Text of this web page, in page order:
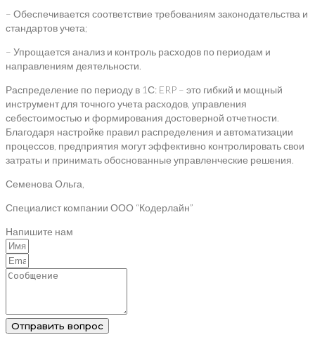
– Обеспечивается соответствие требованиям законодательства и
стандартов учета;
– Упрощается анализ и контроль расходов по периодам и
направлениям деятельности.
Распределение по периоду в 1С: ERP – это гибкий и мощный
инструмент для точного учета расходов, управления
себестоимостью и формирования достоверной отчетности.
Благодаря настройке правил распределения и автоматизации
процессов, предприятия могут эффективно контролировать свои
затраты и принимать обоснованные управленческие решения.
Семенова Ольга,
Специалист компании ООО “Кодерлайн”
Напишите нам
Отправить вопрос